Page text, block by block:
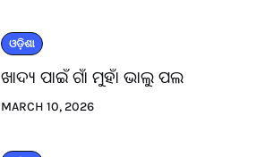
ଓଡ଼ିଶା
ଖାଦ୍ୟ ପାଇଁ ଗାଁ ମୁହାଁ ଭାଲୁ ପଲ
MARCH 10, 2026